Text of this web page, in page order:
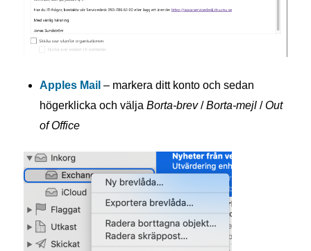
Apples Mail – markera ditt konto och sedan
högerklicka och välja Borta-brev/Borta-mejl /Out
of Office